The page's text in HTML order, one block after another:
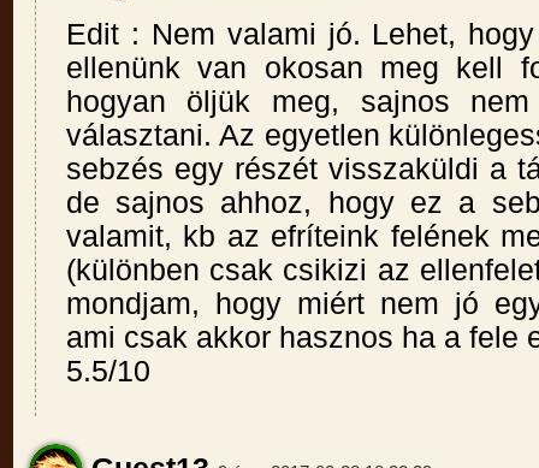
Edit : Nem valami jó. Lehet,
ellenünk van okosan meg kell
hogyan öljük meg, sajnos
választani. Az egyetlen
sebzés egy részét visszaküldi a
de sajnos ahhoz, hogy ez a
valamit, kb az efríteink felének
(különben csak csikizi az
mondjam, hogy miért nem jó
ami csak akkor hasznos ha a fele
5.5/10